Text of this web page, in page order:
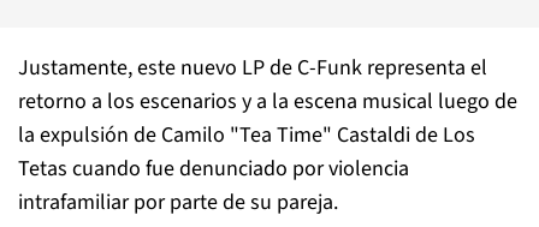
Justamente, este nuevo LP de C-Funk representa el
retorno a los escenarios y a la escena musical luego de
la expulsión de Camilo "Tea Time" Castaldi de Los
Tetas cuando fue denunciado por violencia
intrafamiliar por parte de su pareja.